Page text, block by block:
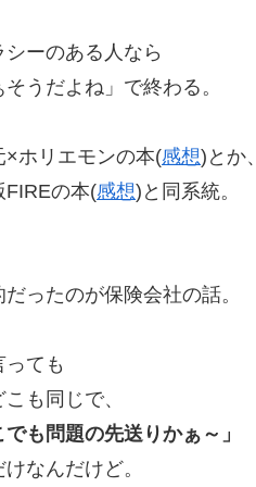
シーのある人なら
そうだよね」で終わる。
×ホリエモンの本(感想)とか、
FIREの本(感想)と同系統。
だったのが保険会社の話。
っても
も同じで、
でも問題の先送りかぁ～」
けなんだけど。